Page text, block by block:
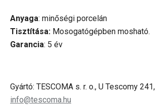
Anyaga: minőségi porcelán
Tisztítása: Mosogatógépben mosható.
Garancia: 5 év
Gyártó: TESCOMA s. r. o., U Tescomy
info@tescoma.hu